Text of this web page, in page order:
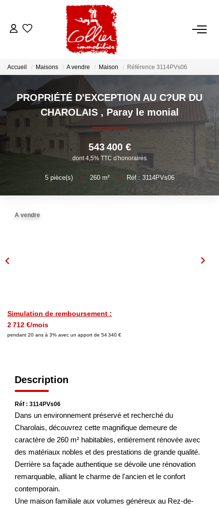
ACCUEIL
NOS ANNONCES
A Vendre
A Louer
NOS SERVICES
Transaction
Gestion Locative
Nos Témoignages
Mon Compte Transaction
Accueil Maisons A vendre Maison Référence 3114PVs06
PROPRIÉTÉ D'EXCEPTION AU C?UR DU
CHAROLAIS , Paray le monial
543 400 €
dont 4,5% TTC d'honoraires
5pièce(s) • 260m² • Réf : 3114PVs06
A vendre
Simulation de remboursement :
2 712 €/mois
pendant 20 ans à 3% avec un apport de 54 340 €
Description
Réf : 3114PVs06
Dans un environnement préservé et recherché du
Charolais, découvrez cette magnifique demeure de
caractère de 260 m² habitables, entièrement rénovée avec
des matériaux nobles et des prestations de grande qualité.
Derrière sa façade authentique se dévoile une rénovation
remarquable, alliant le charme de l'ancien et le confort
contemporain.
Une maison familiale aux volumes généreux au Rez-de-